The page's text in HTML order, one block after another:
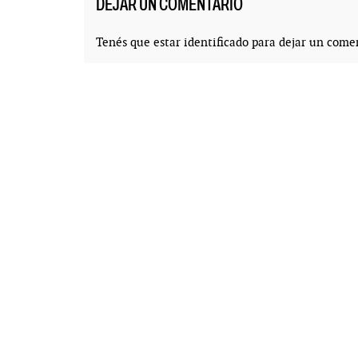
DEJAR UN COMENTARIO
Tenés que estar identificadopara dejar un